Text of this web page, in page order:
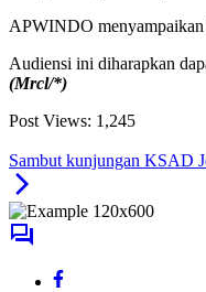
APWINDO menyampaikan
Audiensi ini diharapkan
(Mrcl/*)
Post Views: 1,245
Sambut kunjungan KSAD